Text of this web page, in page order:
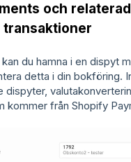
och
transaktioner
du hamna i en dispyt
detta i din bokföring.
dispyter,
kommer från Shopify